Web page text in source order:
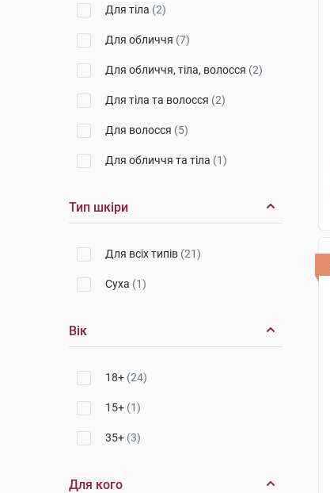
Для тіла (2)
Для обличчя (7)
Для обличчя, тіла, волосся (2)
Для тіла та волосся (2)
Для волосся (5)
Для обличчя та тіла (1)
Тип шкіри
Для всіх типів (21)
Суха (1)
Вік
18+ (24)
15+ (1)
35+ (3)
Для кого